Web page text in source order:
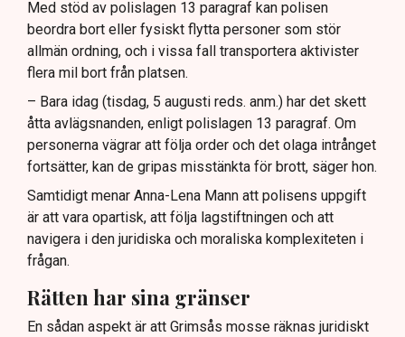
Med stöd av polislagen 13 paragraf kan polisen
beordra bort eller fysiskt flytta personer som stör
allmän ordning, och i vissa fall transportera aktivister
flera mil bort från platsen.
– Bara idag (tisdag, 5 augusti reds. anm.) har det skett
åtta avlägsnanden, enligt polislagen 13 paragraf. Om
personerna vägrar att följa order och det olaga intrånget
fortsätter, kan de gripas misstänkta för brott, säger hon.
Samtidigt menar Anna-Lena Mann att polisens uppgift
är att vara opartisk, att följa lagstiftningen och att
navigera i den juridiska och moraliska komplexiteten i
frågan.
Rätten har sina gränser
En sådan aspekt är att Grimsås mosse räknas juridiskt